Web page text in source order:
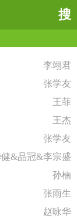
搜
李翊君
张学友
王菲
王杰
张学友
健&品冠&李宗盛
孙楠
张雨生
赵咏华